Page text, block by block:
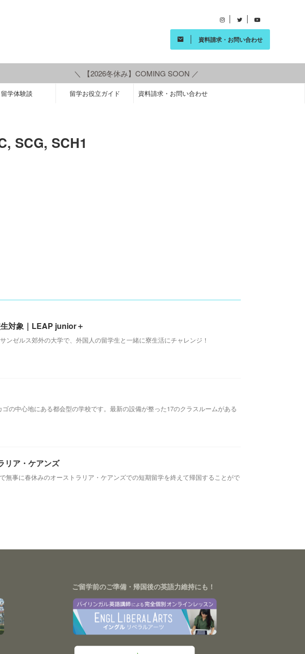
資料請求・お問い合わせ
＼ 【2026冬休み】COMING SOON ／
留学体験談 留学お役立ガイド 資料請求・お問い合わせ
SCG, SCH1
対象｜LEAP junior＋
ゼルス郊外の大学で、外国人の留学生と一緒に寮生活にチャレンジ！
の中心地にある都会型の学校です。最新の設備が整った17のクラスルームがある
リア・ケアンズ
無事に春休みのオーストラリア・ケアンズでの短期留学を終えて帰国することがで
ご留学前のご準備・帰国後の英語力維持にも！